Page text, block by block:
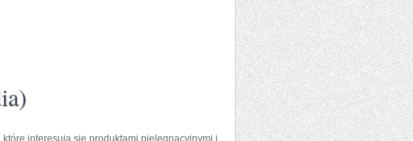
interesują się produktami pielęgnacyjnymi i